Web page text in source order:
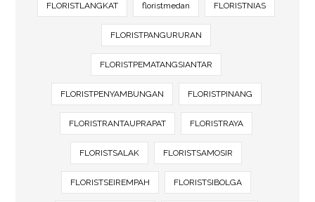
FLORISTLANGKAT floristmedan FLORISTNIAS
FLORISTPANGURURAN
FLORISTPEMATANGSIANTAR
FLORISTPENYAMBUNGAN FLORISTPINANG
FLORISTRANTAUPRAPAT FLORISTRAYA
FLORISTSALAK FLORISTSAMOSIR
FLORISTSEIREMPAH FLORISTSIBOLGA